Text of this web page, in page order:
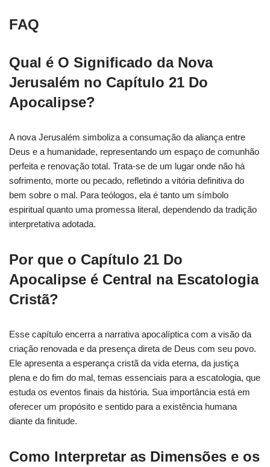
FAQ
Qual é O Significado da Nova
Jerusalém no Capítulo 21 Do
Apocalipse?
A nova Jerusalém simboliza a consumação da aliança entre
Deus e a humanidade, representando um espaço de comunhão
perfeita e renovação total. Trata-se de um lugar onde não há
sofrimento, morte ou pecado, refletindo a vitória definitiva do
bem sobre o mal. Para teólogos, ela é tanto um símbolo
espiritual quanto uma promessa literal, dependendo da tradição
interpretativa adotada.
Por que o Capítulo 21 Do
Apocalipse é Central na Escatologia
Cristã?
Esse capítulo encerra a narrativa apocalíptica com a visão da
criação renovada e da presença direta de Deus com seu povo.
Ele apresenta a esperança cristã da vida eterna, da justiça
plena e do fim do mal, temas essenciais para a escatologia, que
estuda os eventos finais da história. Sua importância está em
oferecer um propósito e sentido para a existência humana
diante da finitude.
Como Interpretar as Dimensões e os